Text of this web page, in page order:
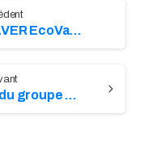
🥈 Une médaille SILVER EcoVadis pour le groupe Artemys !
🌎 RSE : Adhésion du groupe Artemys au Global Compact des Nations Unies